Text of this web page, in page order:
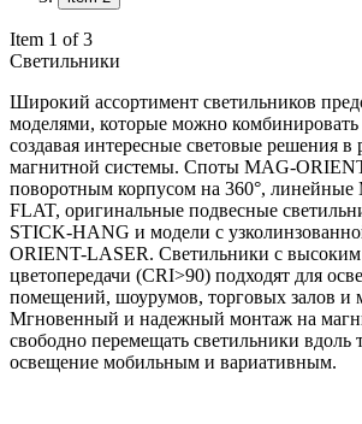
Item 1 of 3
Светильники
Широкий ассортимент светильников
моделями, которые можно
создавая интересные световые решения в
магнитной системы. Споты MAG-
поворотным корпусом на 360°,
FLAT, оригинальные подвесные
STICK-HANG и модели с
ORIENT-LASER. Светильники с
цветопередачи (CRI>90) подходят для
помещений, шоурумов, торговых залов и
Мгновенный и надежный монтаж на
свободно перемещать светильники вдоль
освещение мобильным и вариативным.